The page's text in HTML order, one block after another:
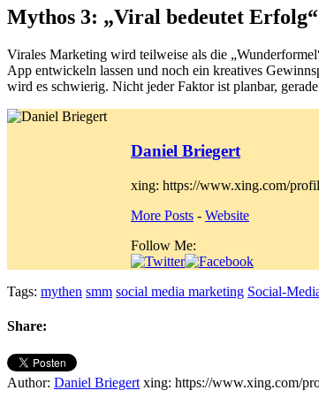
Mythos 3: „Viral bedeutet Erfolg“
Virales Marketing wird teilweise als die
App entwickeln lassen und noch ein kreatives
wird es schwierig. Nicht jeder Faktor ist planbar,
Daniel Briegert
xing: https://www.xing.com/
More Posts - Website
Follow Me:
Tags: mythen smm social media marketing Social-
Share:
Author: Daniel Briegert xing: https://www.xing.com/